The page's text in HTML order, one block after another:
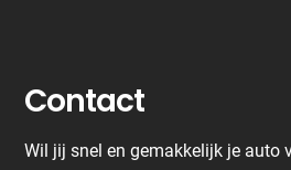
Contact
Wil jij snel en gemakkelijk je auto